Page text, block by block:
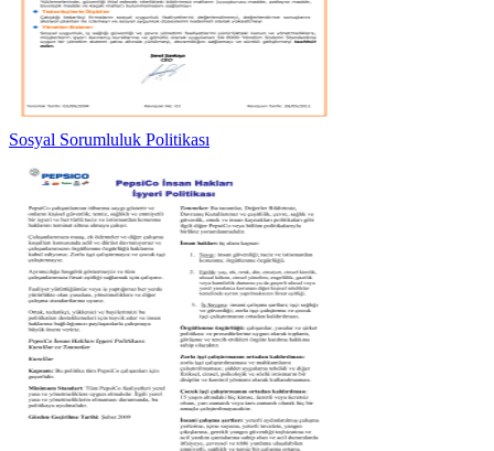
Sosyal Sorumluluk Politikası